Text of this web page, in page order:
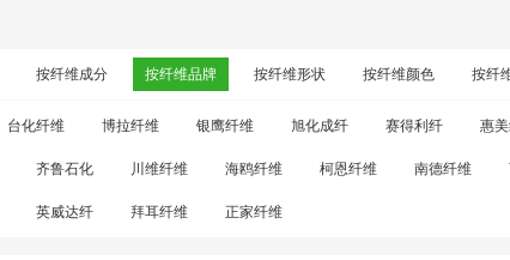
按纤维成分 按纤维品牌 按纤维形状 按纤维颜色 按纤
台化纤维 博拉纤维 银鹰纤维 旭化成纤 赛得利纤 惠
齐鲁石化 川维纤维 海鸥纤维 柯恩纤维 南德纤维
英威达纤 拜耳纤维 正家纤维